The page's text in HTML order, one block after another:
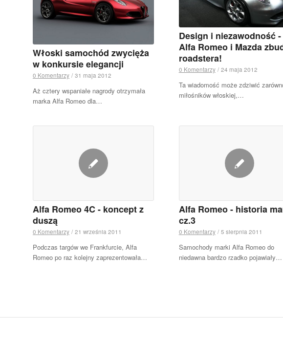
Włoski samochód zwycięża
w konkursie elegancji
0 Komentarzy / 31 maja 2012
Aż cztery wspaniałe nagrody otrzymała
marka Alfa Romeo dla…
Design i niezawodność -
Alfa Romeo i Mazda
roadstera!
0 Komentarzy / 24 maja 2012
Ta wiadomość może zdziwić
miłośników włoskiej,…
Alfa Romeo 4C - koncept z
duszą
0 Komentarzy / 21 września 2011
Podczas targów we Frankfurcie, Alfa
Romeo po raz kolejny zaprezentowała…
Alfa Romeo - historia
cz.3
0 Komentarzy / 5 sierpnia 2011
Samochody marki Alfa Romeo do
niedawna bardzo rzadko pojawiały…